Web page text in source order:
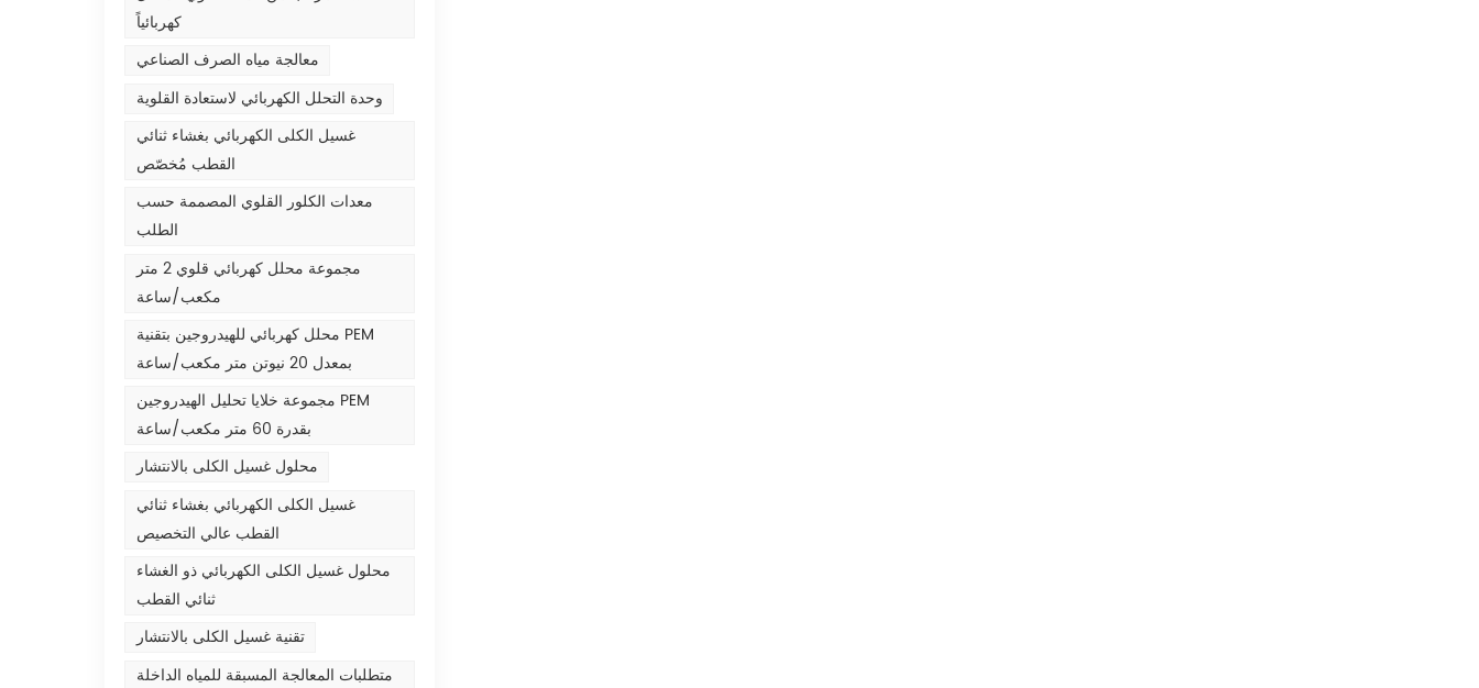
كهربائياً
معالجة مياه الصرف الصناعي
وحدة التحلل الكهربائي لاستعادة القلوية
غسيل الكلى الكهربائي بغشاء ثنائي
القطب مُخصّص
معدات الكلور القلوي المصممة حسب
الطلب
مجموعة محلل كهربائي قلوي 2 متر
مكعب/ساعة
محلل كهربائي للهيدروجين بتقنية PEM
بمعدل 20 نيوتن متر مكعب/ساعة
مجموعة خلايا تحليل الهيدروجين PEM
بقدرة 60 متر مكعب/ساعة
محلول غسيل الكلى بالانتشار
غسيل الكلى الكهربائي بغشاء ثنائي
القطب عالي التخصيص
محلول غسيل الكلى الكهربائي ذو الغشاء
ثنائي القطب
تقنية غسيل الكلى بالانتشار
متطلبات المعالجة المسبقة للمياه الداخلة